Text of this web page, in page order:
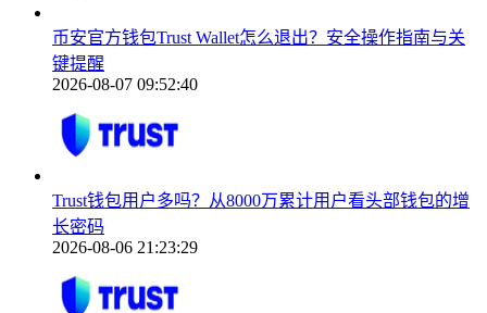
币安官方钱包Trust Wallet怎么退出？安全操作指南与关
键提醒
2026-08-07 09:52:40
Trust钱包用户多吗？从8000万累计用户看头部钱包的增
长密码
2026-08-06 21:23:29